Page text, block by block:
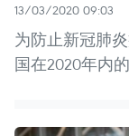
13/03/2020 09:03
为防止新冠肺
国在2020年内